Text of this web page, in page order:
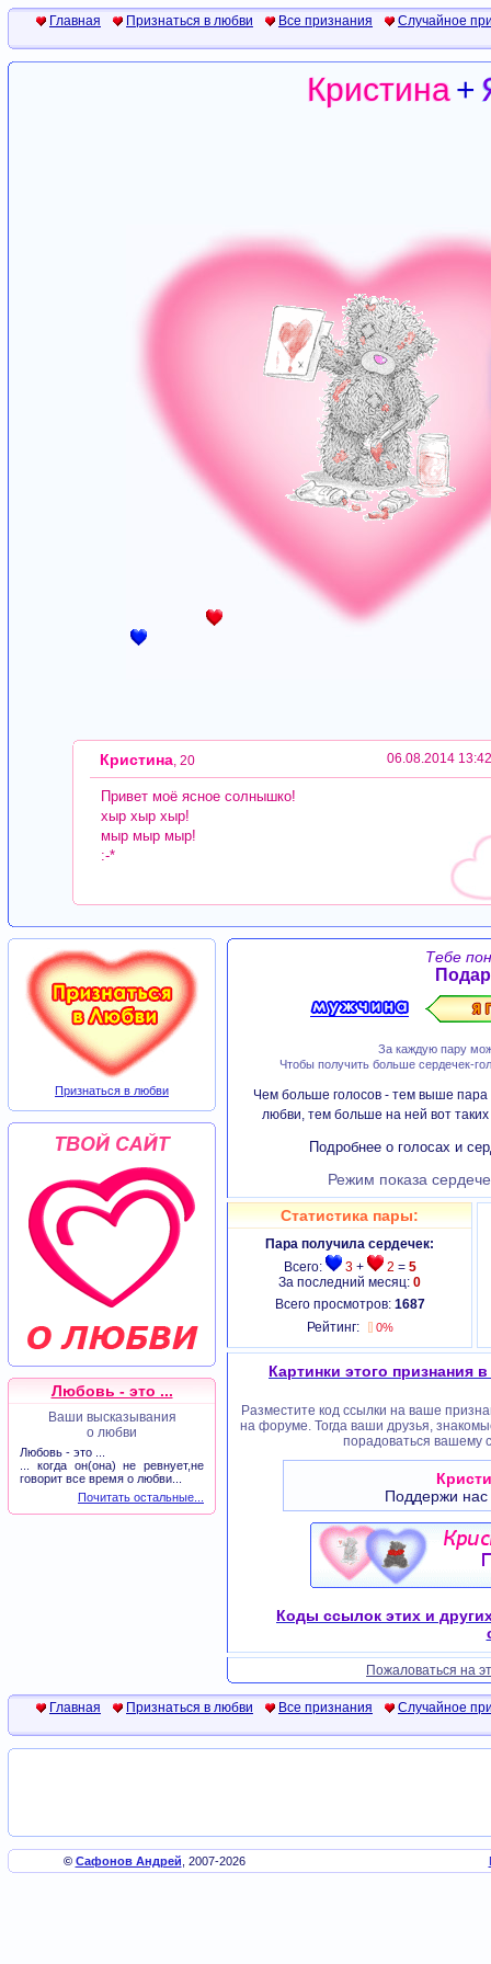
Главная Признаться в любви Все признания Случайное
Кристина+
Кристина +
Кристина+
Кристина, 20 06.08.2014 13:42
Привет моё ясное солнышко!
хыр хыр хыр!
мыр мыр мыр!
:-*
Признаться в любви
Любовь - это ...
Ваши высказывания
о любви
Любовь - это ...
... когда он(она) не ревнует,не
говорит все время о любви...
Почитать остальные...
Тебе
За каждую пару
Чтобы получить больше сердечек-
Чем больше голосов - тем выше пара
любви, тем больше на ней вот таких
Подробнее о голосах и
Режим показа
Статистика пары:
Пара получила сердечек:
Всего:
3+ 2 = 5
За последний месяц: 0
Всего просмотров: 1687
Рейтинг:
0%
Картинки этого признания
Разместите код ссылки на ваше
на форуме. Тогда ваши друзья,
порадоваться вашему
Поддержи
Коды ссылок этих и
Пожаловаться на
Главная Признаться в любви Все признания Случайное
© Сафонов Андрей , 2007-2026